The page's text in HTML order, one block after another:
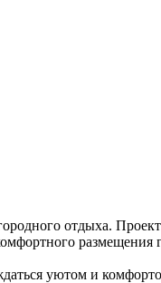
отдыха.
размещения
уютом и